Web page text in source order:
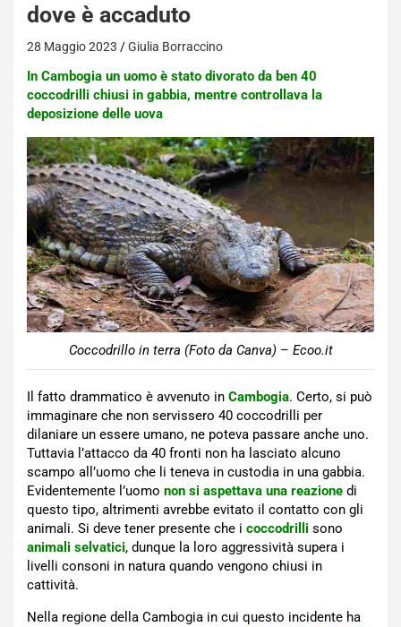
dove è accaduto
28 Maggio 2023 Giulia Borraccino
In Cambogia un uomo è stato divorato da ben 40
coccodrilli chiusi in gabbia, mentre controllava la
deposizione delle uova
Coccodrillo in terra (Foto da Canva) – Ecoo.it
Il fatto drammatico è avvenuto in Cambogia. Certo, si può
immaginare che non servissero 40 coccodrilli per
dilaniare un essere umano, ne poteva passare anche uno.
Tuttavia l’attacco da 40 fronti non ha lasciato alcuno
scampo all’uomo che li teneva in custodia in una gabbia.
Evidentemente l’uomo non si aspettava una reazione di
questo tipo, altrimenti avrebbe evitato il contatto con gli
animali. Si deve tener presente che i coccodrilli sono
animali selvatici, dunque la loro aggressività supera i
livelli consoni in natura quando vengono chiusi in
cattività.
Nella regione della Cambogia in cui questo incidente ha